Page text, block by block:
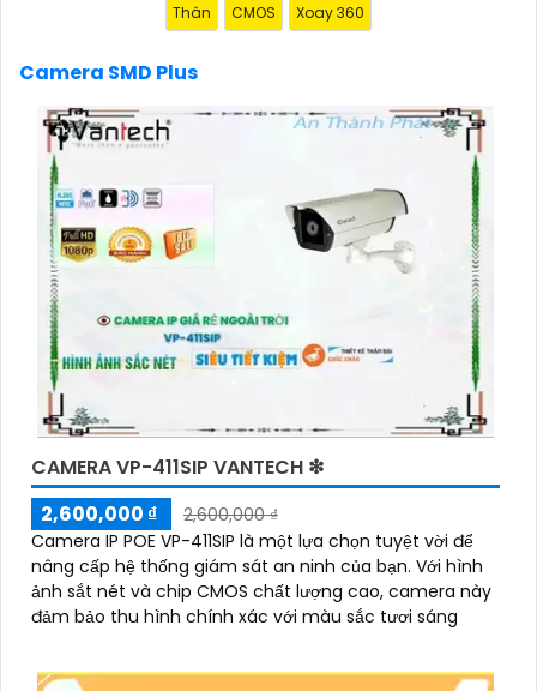
Thân CMOS Xoay 360
Camera SMD Plus
CAMERA VP-411SIP VANTECH ❇
2,600,000 ₫
2,600,000 ₫
Camera IP POE VP-411SIP là một lựa chọn tuyệt vời để
nâng cấp hệ thống giám sát an ninh của bạn. Với hình
ảnh sắt nét và chip CMOS chất lượng cao, camera này
đảm bảo thu hình chính xác với màu sắc tươi sáng